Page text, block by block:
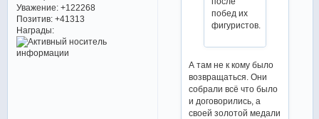
Уважение: +122268
Позитив: +41313
Награды:
побед их
фигуристов.
А там не к кому было
возвращаться. Они
собрали всё что было
и договорились, а
своей золотой медали